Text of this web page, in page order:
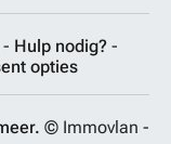
- Hulp nodig? -
opties
© Immovlan -